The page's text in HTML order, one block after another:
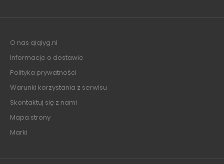
O nas qiqiyg.nl
Informacje o dostawie
Polityka prywatności
Warunki korzystania z serwisu
Skontaktuj się z nami
Mapa strony
Marki